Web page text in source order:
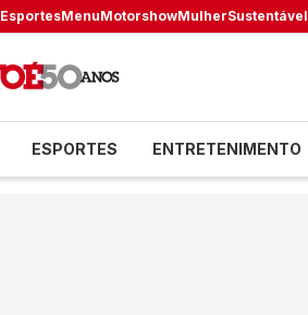
EsportesMenuMotorshowMulherSustentável
ESPORTES ENTRETENIMENTO